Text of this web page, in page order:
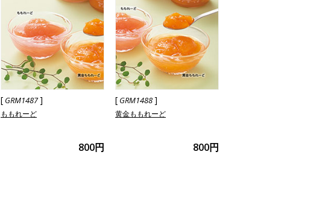
[ GRM1487]
ももれーど
800円
[ GRM1488]
黄金ももれーど
800円